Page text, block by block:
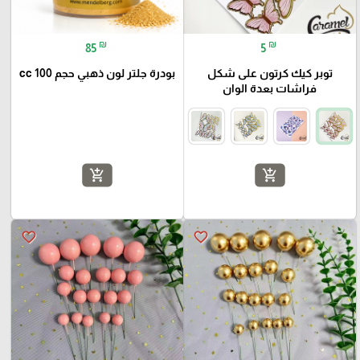
5 ₪
توبر كيك كرتون على شكل
فراشات بعدة الوان
add_shopping_cart
85 ₪
بودرة جلتر لون ذهبي حجم 100 cc
add_shopping_cart
favorite_border
favorite_border